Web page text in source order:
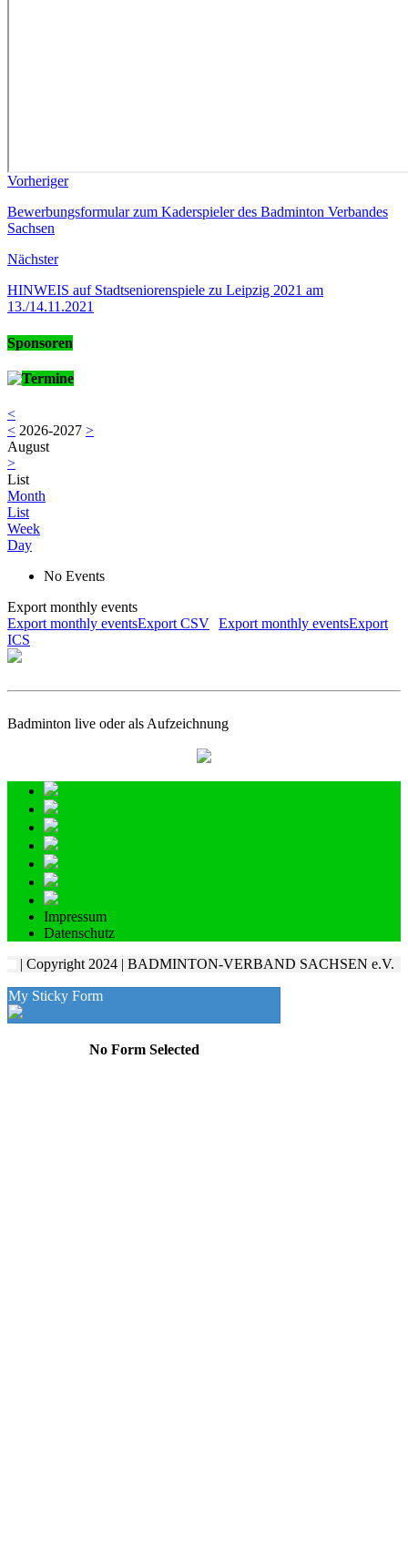
Vorheriger
Bewerbungsformular zum Kaderspieler des Badminton Verbandes
Sachsen
Nächster
HINWEIS auf Stadtseniorenspiele zu Leipzig 2021 am
13./14.11.2021
Sponsoren
Termine
<
< 2026-2027 >
August
>
List
Month
List
Week
Day
No Events
Export monthly events
Export monthly eventsExport CSV Export monthly eventsExport
ICS
Badminton live oder als Aufzeichnung
Impressum
Datenschutz
| Copyright 2024 | BADMINTON-VERBAND SACHSEN e.V.
My Sticky Form
No Form Selected